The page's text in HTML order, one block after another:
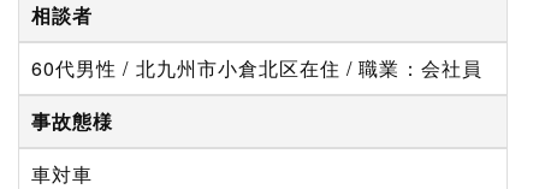
相談者
60代男性 / 北九州市小倉北区在住 / 職業：会社員
事故態様
車対車